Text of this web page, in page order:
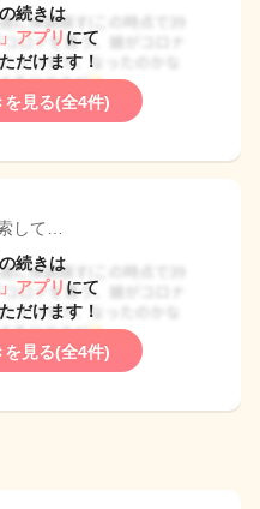
続きは
アプリ にて
だけます！
を見る(全4件)
して…
続きは
アプリ にて
だけます！
を見る(全4件)